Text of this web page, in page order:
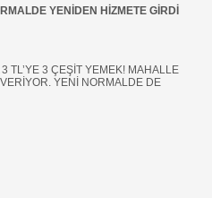
YENİDEN HİZMETE GİRDİ
TL’YE 3 ÇEŞİT YEMEK! MAHALLE
YENİ NORMALDE DE